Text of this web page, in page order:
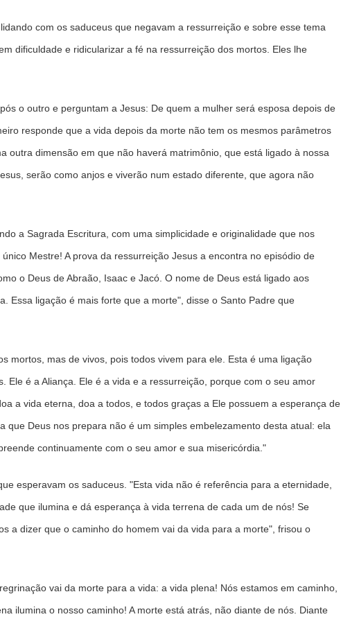
com os saduceus que negavam a ressurreição e sobre esse tema
dificuldade e ridicularizar a fé na ressurreição dos mortos. Eles lhe
o outro e perguntam a Jesus: De quem a mulher será esposa depois de
responde que a vida depois da morte não tem os mesmos parâmetros
outra dimensão em que não haverá matrimônio, que está ligado à nossa
serão como anjos e viverão num estado diferente, que agora não
a Sagrada Escritura, com uma simplicidade e originalidade que nos
Mestre! A prova da ressurreição Jesus a encontra no episódio de
o Deus de Abraão, Isaac e Jacó. O nome de Deus está ligado aos
Essa ligação é mais forte que a morte", disse o Santo Padre que
mortos, mas de vivos, pois todos vivem para ele. Esta é uma ligação
Ele é a Aliança. Ele é a vida e a ressurreição, porque com o seu amor
a vida eterna, doa a todos, e todos graças a Ele possuem a esperança de
que Deus nos prepara não é um simples embelezamento desta atual: ela
continuamente com o seu amor e sua misericórdia."
esperavam os saduceus. "Esta vida não é referência para a eternidade,
que ilumina e dá esperança à vida terrena de cada um de nós! Se
a dizer que o caminho do homem vai da vida para a morte", frisou o
vai da morte para a vida: a vida plena! Nós estamos em caminho,
ilumina o nosso caminho! A morte está atrás, não diante de nós. Diante